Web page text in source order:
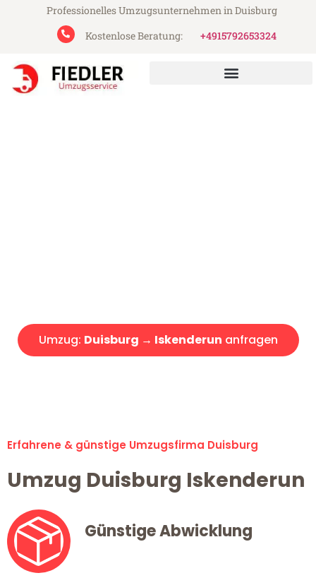
Professionelles Umzugsunternehmen in Duisburg
Kostenlose Beratung:
+4915792653324
Umzug: Duisburg → Iskenderun anfragen
Erfahrene & günstige Umzugsfirma Duisburg
Umzug Duisburg Iskenderun
Günstige Abwicklung